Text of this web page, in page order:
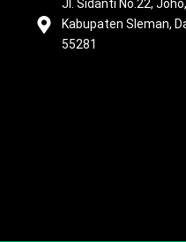
Jl. Sidanti No.22,
Kabupaten Sleman,
55281